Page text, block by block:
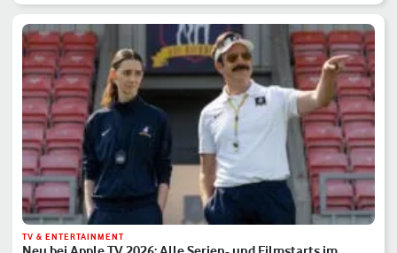
TV & ENTERTAINMENT